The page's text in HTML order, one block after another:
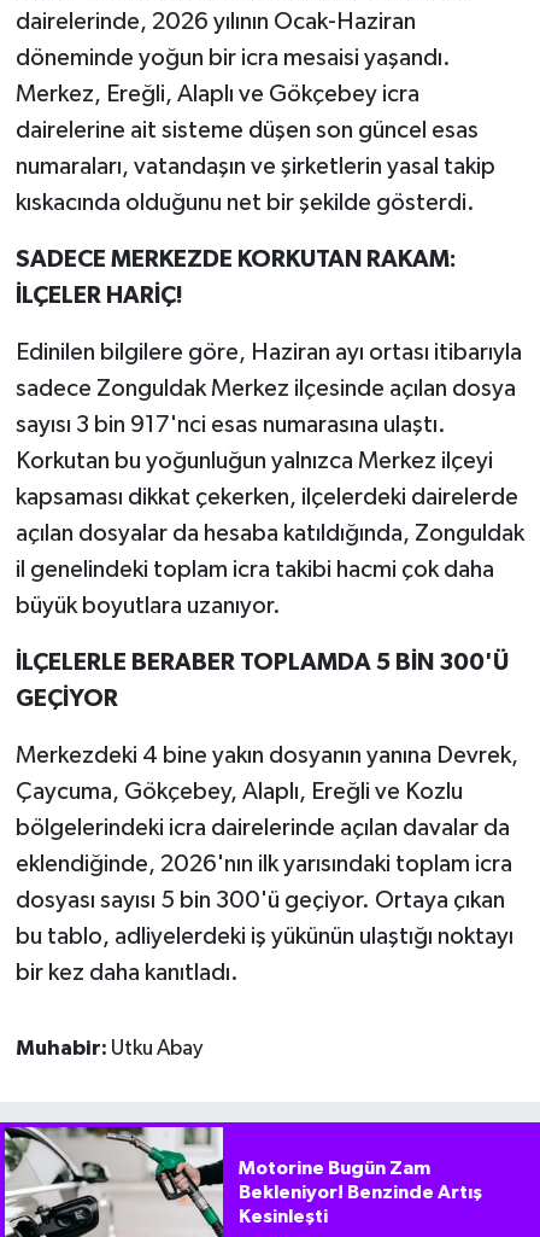
dairelerinde, 2026 yılının Ocak-Haziran
döneminde yoğun bir icra mesaisi yaşandı.
Merkez, Ereğli, Alaplı ve Gökçebey icra
dairelerine ait sisteme düşen son güncel esas
numaraları, vatandaşın ve şirketlerin yasal takip
kıskacında olduğunu net bir şekilde gösterdi.
SADECE MERKEZDE KORKUTAN RAKAM:
İLÇELER HARİÇ!
Edinilen bilgilere göre, Haziran ayı ortası itibarıyla
sadece Zonguldak Merkez ilçesinde açılan dosya
sayısı 3 bin 917'nci esas numarasına ulaştı.
Korkutan bu yoğunluğun yalnızca Merkez ilçeyi
kapsaması dikkat çekerken, ilçelerdeki dairelerde
açılan dosyalar da hesaba katıldığında, Zonguldak
il genelindeki toplam icra takibi hacmi çok daha
büyük boyutlara uzanıyor.
İLÇELERLE BERABER TOPLAMDA 5 BİN 300'Ü
GEÇİYOR
Merkezdeki 4 bine yakın dosyanın yanına Devrek,
Çaycuma, Gökçebey, Alaplı, Ereğli ve Kozlu
bölgelerindeki icra dairelerinde açılan davalar da
eklendiğinde, 2026'nın ilk yarısındaki toplam icra
dosyası sayısı 5 bin 300'ü geçiyor. Ortaya çıkan
bu tablo, adliyelerdeki iş yükünün ulaştığı noktayı
bir kez daha kanıtladı.
Muhabir: Utku Abay
Motorine Bugün Zam
Bekleniyor! Benzinde Artış
Kesinleşti